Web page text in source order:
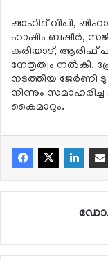
ഷാഹിദ് വിപി,
ഹാഷിം ബഷീര്‍,
കരിയാട്, ആരിഫ്
നേതൃത്വം നല്‍കി.
നടത്തിയ ജേര്‍ണി
നിന്നും
കൈമാറും.
ഡോ.